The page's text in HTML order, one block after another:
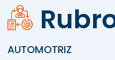
AUTOMOTRIZ